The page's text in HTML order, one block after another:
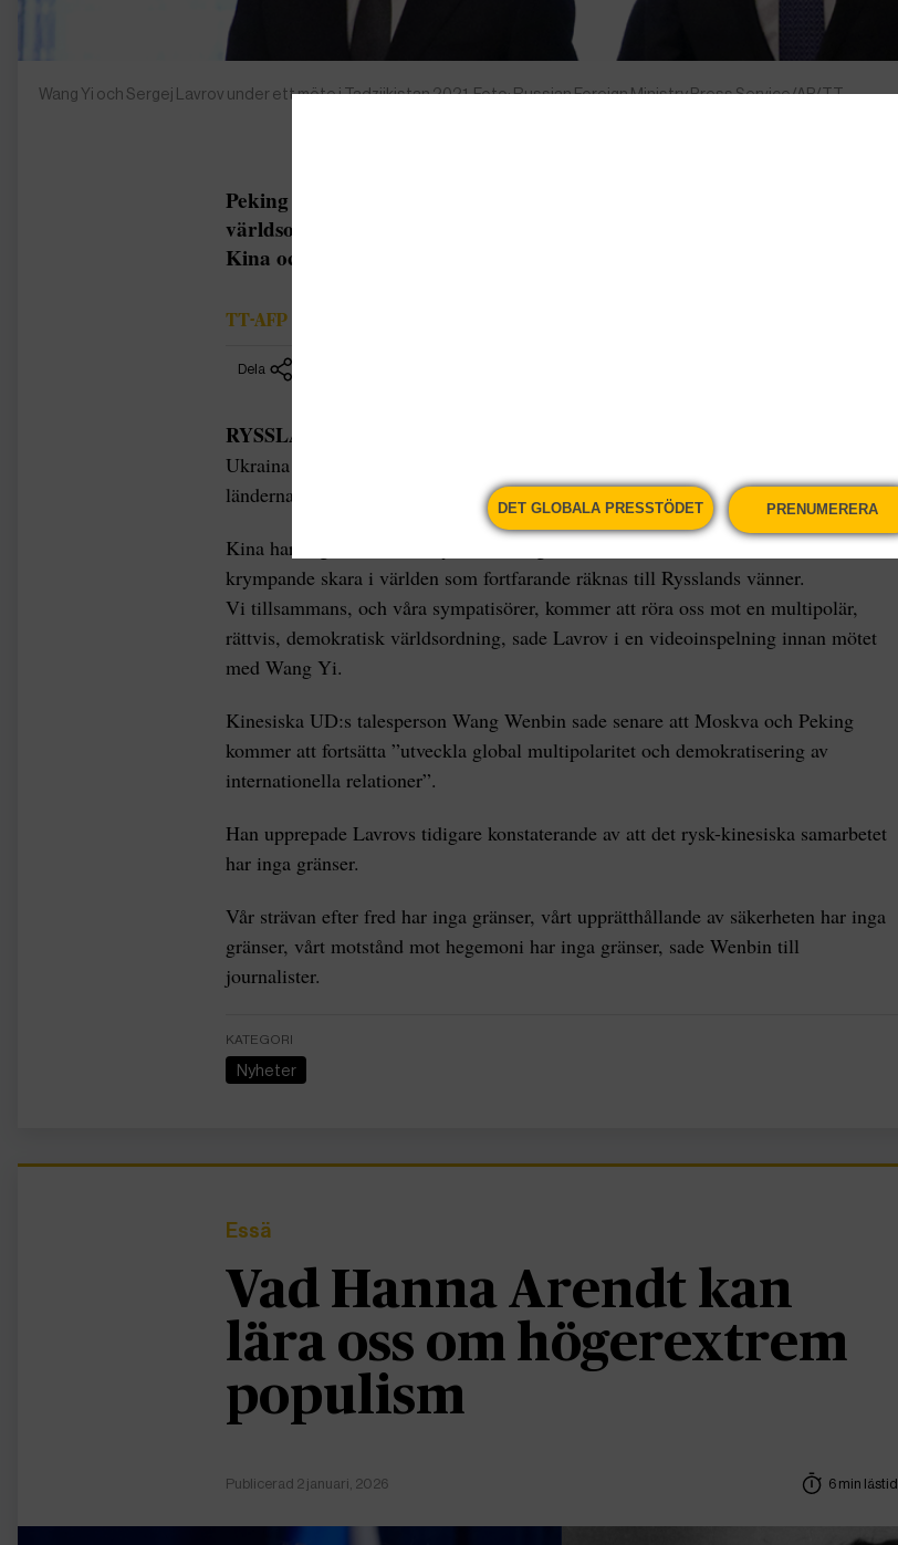
Wang Yi och Sergej Lavrov under ett möte i Tadzjikistan 2021. Foto: Russian Foreign Ministry Press Service/AP/TT
Peking och Moskva delger sin vision av en ”ny, demokratisk och rättvis
världsordning” när Rysslands utrikesminister Sergej Lavrov besöker
Kina och kollegan Wang Yi.
TT-AFP
Dela
RYSSLAND/KINA |
Ukraina den 24 februari. En rad möten om Afghanistans framtid är planerade
länderna emellan, men kriget i Ukraina lär överskugga samtalen.
Kina har vägrat fördöma Rysslands krig i Ukraina, och är ett av få länder i en
krympande skara i världen som fortfarande räknas till Rysslands vänner.
Vi tillsammans, och våra sympatisörer, kommer att röra oss mot en multipolär,
rättvis, demokratisk världsordning, sade Lavrov i en videoinspelning innan mötet
med Wang Yi.
Kinesiska UD:s talesperson Wang Wenbin sade senare att Moskva och Peking
kommer att fortsätta ”utveckla global multipolaritet och demokratisering av
internationella relationer”.
Han upprepade Lavrovs tidigare konstaterande av att det rysk-kinesiska samarbetet
har inga gränser.
Vår strävan efter fred har inga gränser, vårt upprätthållande av säkerheten har inga
gränser, vårt motstånd mot hegemoni har inga gränser, sade Wenbin till
journalister.
KATEGORI
Nyheter
Essä
Vad Hanna Arendt kan
lära oss om högerextrem
populism
Publicerad 2 januari, 2026 6 min lästid
DET GLOBALA PRESSTÖDET PRENUMERERA